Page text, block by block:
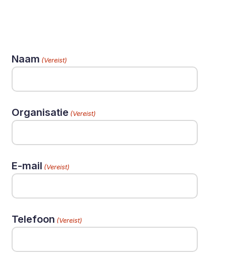
Naam (Vereist)
Organisatie (Vereist)
E-mail (Vereist)
Telefoon (Vereist)